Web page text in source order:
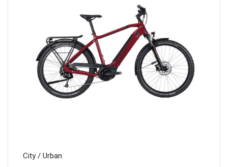
City / Urban